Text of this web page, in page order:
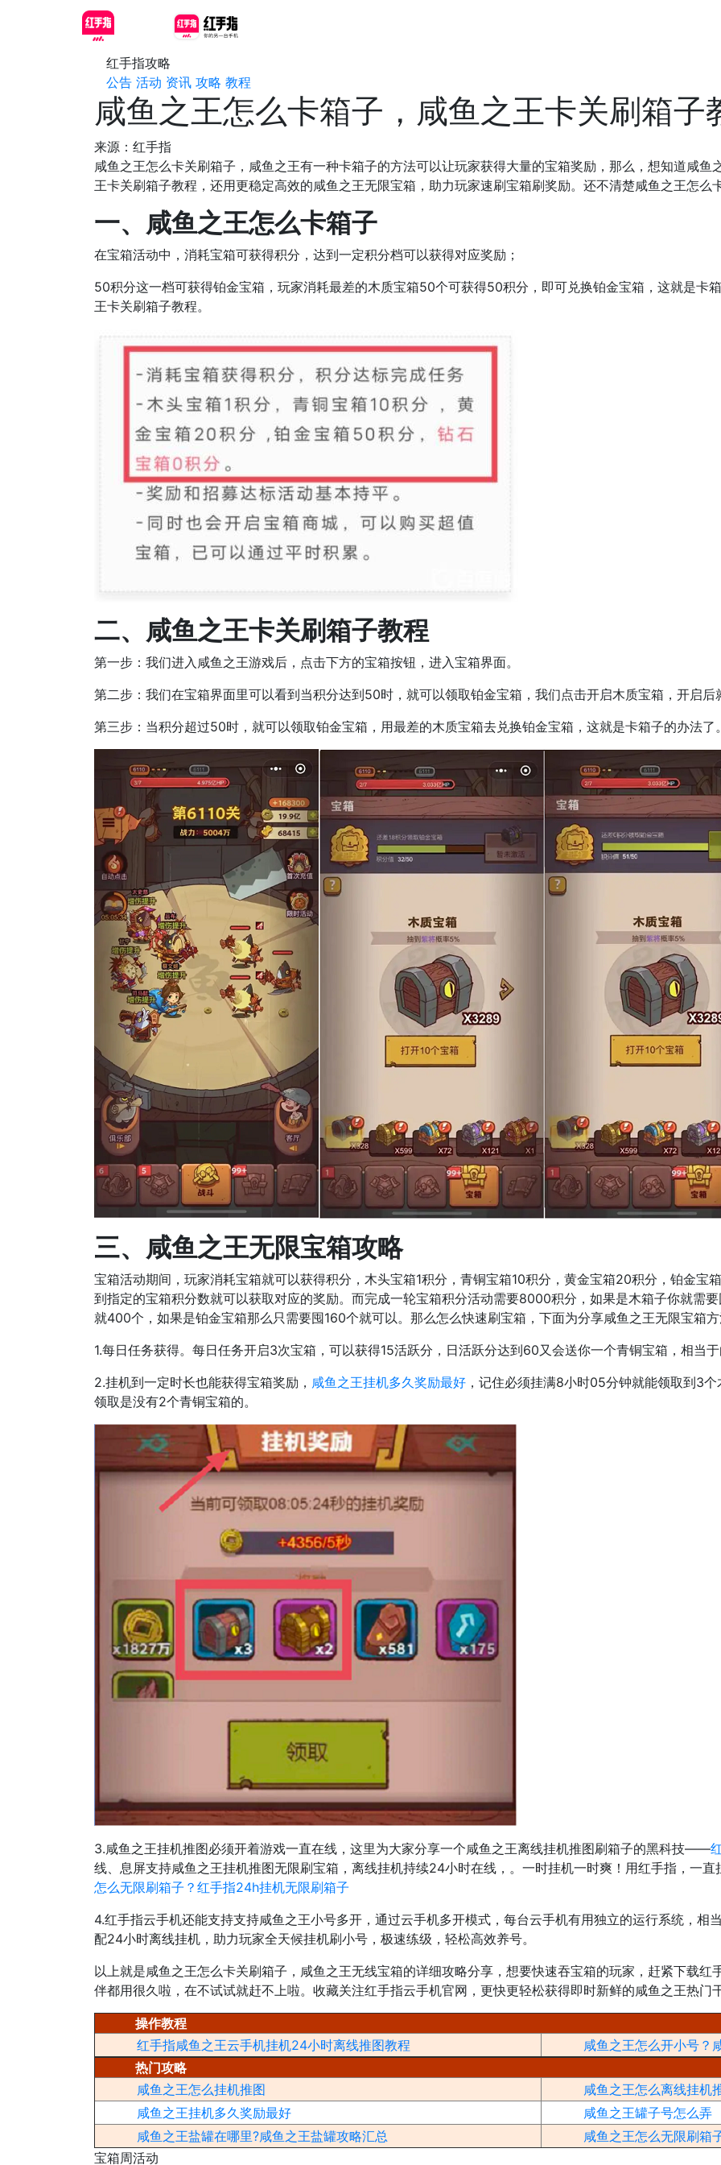
红手指攻略
公告 活动 资讯 攻略 教程
咸鱼之王怎么卡箱子，咸鱼之王卡关刷箱子
来源：红手指
咸鱼之王怎么卡关刷箱子，咸鱼之王有一种卡箱子的方法可以让玩家获得大量的宝箱奖励，那么，想知道咸
王卡关刷箱子教程，还用更稳定高效的咸鱼之王无限宝箱，助力玩家速刷宝箱刷奖励。还不清楚咸鱼之王怎么
一、咸鱼之王怎么卡箱子
在宝箱活动中，消耗宝箱可获得积分，达到一定积分档可以获得对应奖励；
50积分这一档可获得铂金宝箱，玩家消耗最差的木质宝箱50个可获得50积分，即可兑换铂金宝箱，这就是卡
王卡关刷箱子教程。
二、咸鱼之王卡关刷箱子教程
第一步：我们进入咸鱼之王游戏后，点击下方的宝箱按钮，进入宝箱界面。
第二步：我们在宝箱界面里可以看到当积分达到50时，就可以领取铂金宝箱，我们点击开启木质宝箱，开启后
第三步：当积分超过50时，就可以领取铂金宝箱，用最差的木质宝箱去兑换铂金宝箱，这就是卡箱子的办法了
三、咸鱼之王无限宝箱攻略
宝箱活动期间，玩家消耗宝箱就可以获得积分，木头宝箱1积分，青铜宝箱10积分，黄金宝箱20积分，铂金宝
到指定的宝箱积分数就可以获取对应的奖励。而完成一轮宝箱积分活动需要8000积分，如果是木箱子你就需
就400个，如果是铂金宝箱那么只需要囤160个就可以。那么怎么快速刷宝箱，下面为分享咸鱼之王无限宝箱
1.每日任务获得。每日任务开启3次宝箱，可以获得15活跃分，日活跃分达到60又会送你一个青铜宝箱，相当
2.挂机到一定时长也能获得宝箱奖励， 咸鱼之王挂机多久奖励最好 ，记住必须挂满8小时05分钟就能领取到3
领取是没有2个青铜宝箱的。
3.咸鱼之王挂机推图必须开着游戏一直在线，这里为大家分享一个咸鱼之王离线挂机推图刷箱子的黑科技——
线、息屏支持咸鱼之王挂机推图无限刷宝箱，离线挂机持续24小时在线，。一时挂机一时爽！用红手指，一
怎么无限刷箱子？红手指24h挂机无限刷箱子
4.红手指云手机还能支持支持咸鱼之王小号多开，通过云手机多开模式，每台云手机有用独立的运行系统，相
配24小时离线挂机，助力玩家全天候挂机刷小号，极速练级，轻松高效养号。
以上就是咸鱼之王怎么卡关刷箱子，咸鱼之王无线宝箱的详细攻略分享，想要快速吞宝箱的玩家，赶紧下载
伴都用很久啦，在不试试就赶不上啦。收藏关注红手指云手机官网，更快更轻松获得即时新鲜的咸鱼之王热门
操作教程
红手指咸鱼之王云手机挂机24小时离线推图教程
咸鱼之王怎么开小号？
热门攻略
咸鱼之王怎么挂机推图
咸鱼之王怎么离线挂机
咸鱼之王挂机多久奖励最好
咸鱼之王罐子号怎么弄
咸鱼之王盐罐在哪里?咸鱼之王盐罐攻略汇总
咸鱼之王怎么无限刷箱
宝箱周活动